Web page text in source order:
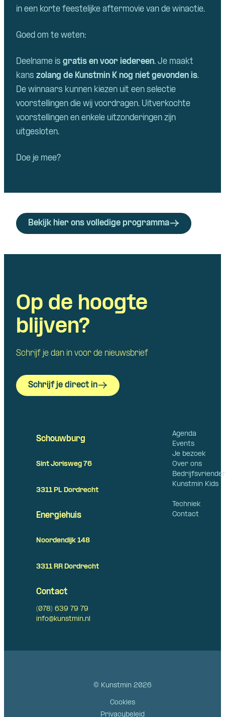
in een korte feestelijke aftermovie van de winactie.
Goed om te weten:
Deelname is gratis en voor iedereen. Je maakt
kans zolang de Kunstmin K nog niet gevonden is.
De winnaars kunnen kiezen uit een selectie
voorstellingen die wij voordragen. Uitverkochte
voorstellingen en enkele uitzonderingen zijn
uitgesloten.
Doe je mee?
Bekijk hier ons volledige programma
Op de hoogte
blijven?
Schrijf je dan in voor de nieuwsbrief
Schrijf je direct in
Agenda
Events
Je bezoek
Over ons
Kunstmin Kids
Techniek
Contact
Schouwburg
Sint Jorisweg 76
3311 PL Dordrecht
Energiehuis
Noordendijk 148
3311 RR Dordrecht
Contact
(078) 639 79 79
info@kunstmin.nl
© Kunstmin 2026
Cookies
Privacybeleid